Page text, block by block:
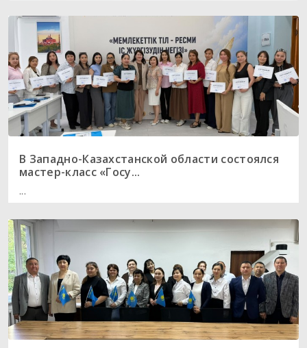
В Западно-Казахстанской области состоялся
мастер-класс «Госу...
...